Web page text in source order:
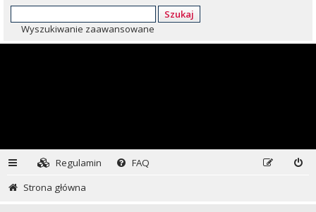
Szukaj
Wyszukiwanie zaawansowane
Regulamin
FAQ
Strona główna